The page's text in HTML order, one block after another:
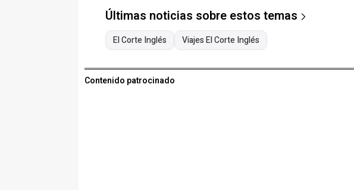
Últimas noticias sobre estos temas
El Corte Inglés Viajes El Corte Inglés
Contenido patrocinado